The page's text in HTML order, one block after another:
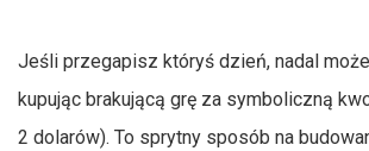
Jeśli przegapisz któryś dzień, nadal
kupując brakującą grę za symboliczną
2 dolarów). To sprytny sposób na